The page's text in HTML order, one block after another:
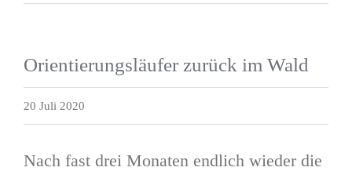
Orientierungsläufer zurück im Wald
20 Juli 2020
Nach fast drei Monaten endlich wieder die